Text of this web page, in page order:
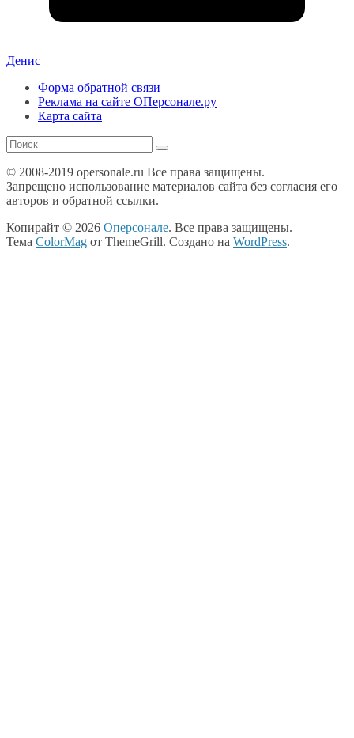
Денис
Форма обратной связи
Реклама на сайте ОПерсонале.ру
Карта сайта
© 2008-2019 opersonale.ru Все права защищены.
Запрещено использование материалов сайта без согласия его
авторов и обратной ссылки.
Копирайт © 2026 Оперсонале. Все права защищены.
Тема ColorMag от ThemeGrill. Создано на WordPress.